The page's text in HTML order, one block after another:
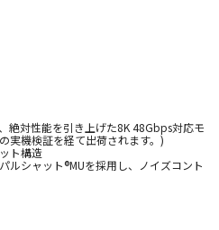
絶対性能を引き上げた8K 48Gbps対応モ
実機検証を経て出荷されます。)
ト構造
シャット®MUを採用し、ノイズコント